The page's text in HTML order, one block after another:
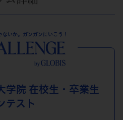
ないか。ガンガンにいこう！
学院 在校生・卒業生
テスト